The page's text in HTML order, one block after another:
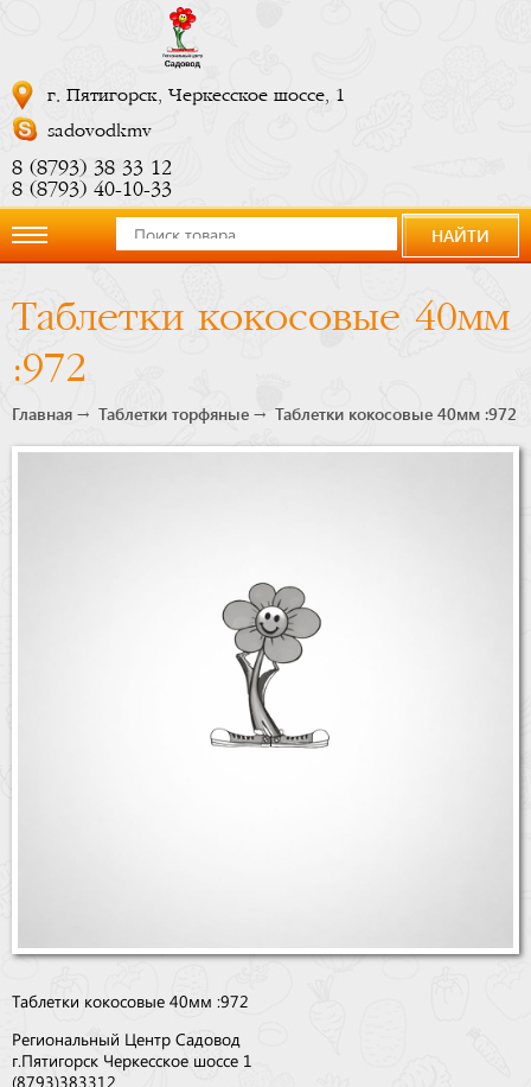
г. Пятигорск, Черкесское шоссе, 1
sadovodkmv
8 (8793) 38 33 12
8 (8793) 40-10-33
компании
Купить
НАЙТИ
Таблетки кокосовые 40мм
:972
Главная Таблетки торфяные Таблетки кокосовые 40мм :972
Таблетки кокосовые 40мм :972
Региональный Центр Садовод
г.Пятигорск Черкесское шоссе 1
(8793)383312